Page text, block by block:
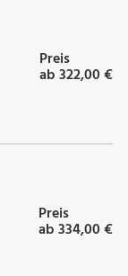
Preis
ab 322,00 €
Preis
ab 334,00 €